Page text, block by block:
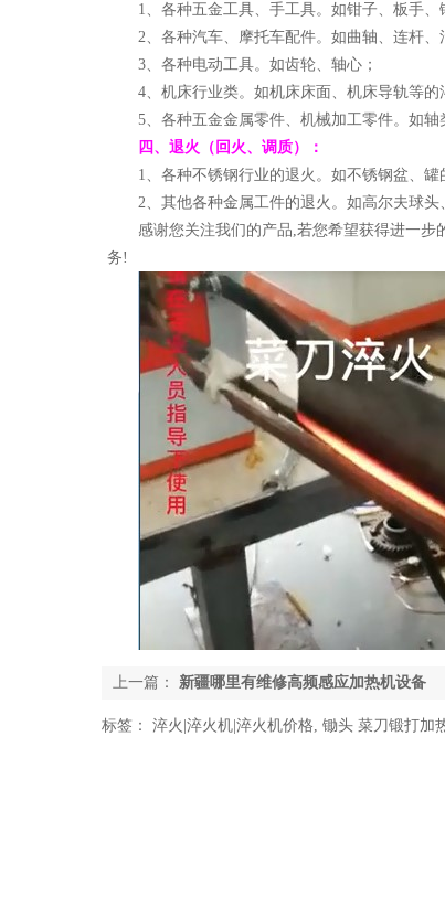
1、各种五金工具、手工具。如钳子、板手
2、各种汽车、摩托车配件。如曲轴、连杆
3、各种电动工具。如齿轮、轴心；
4、机床行业类。如机床床面、机床导轨等的
5、各种五金金属零件、机械加工零件。如
四、退火（回火、调质）：
1、各种不锈钢行业的退火。如不锈钢盆、
2、其他各种金属工件的退火。如高尔夫球
感谢您关注我们的产品,若您希望获得进一
务!
上一篇： 新疆哪里有维修高频感应加热机设备
标签： 淬火|淬火机|淬火机价格, 锄头 菜刀锻打加